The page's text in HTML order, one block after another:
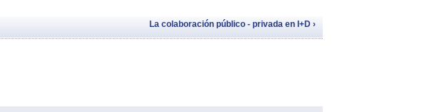
La colaboración público - privada en I+D ›